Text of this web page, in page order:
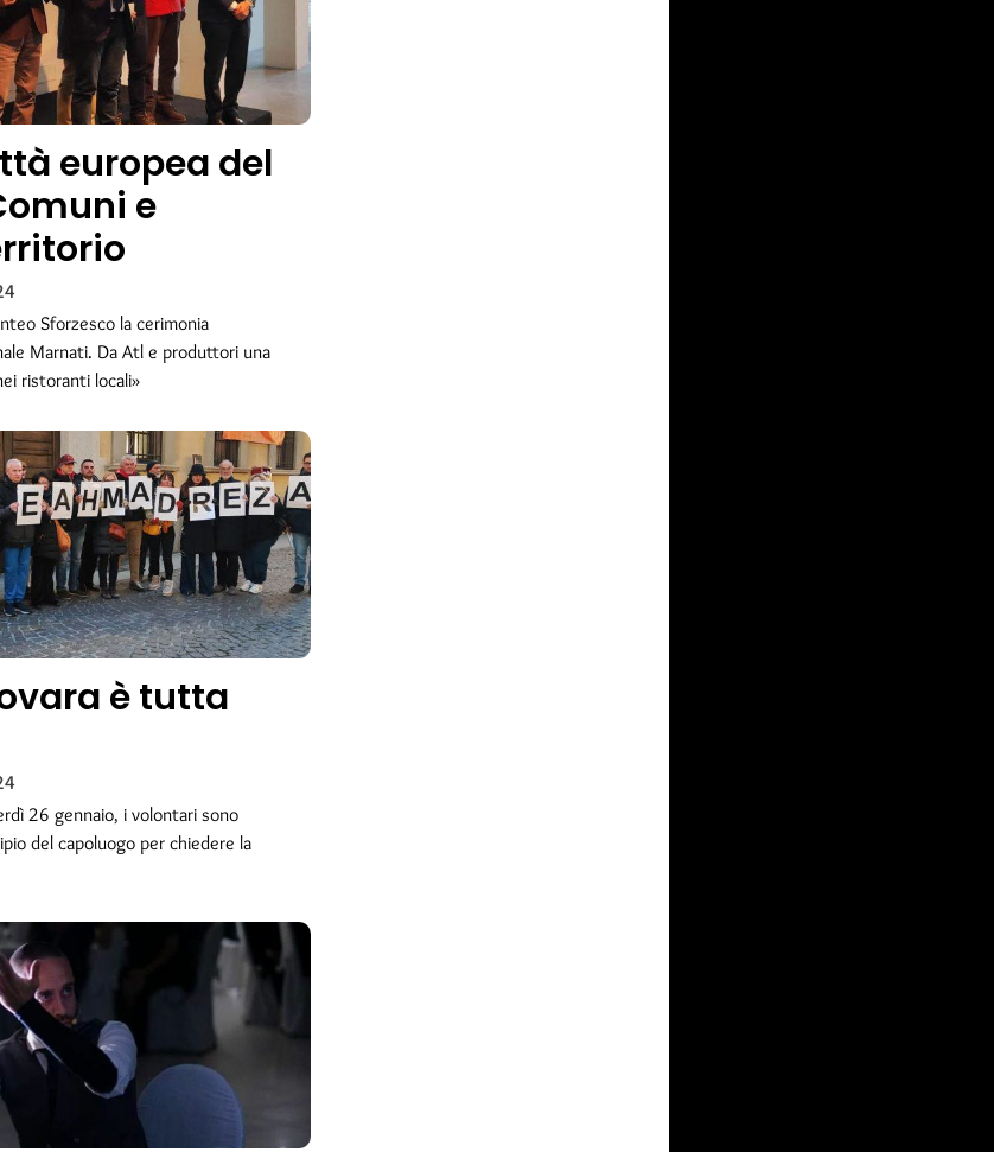
europea del
e
Sforzesco la cerimonia
Marnati. Da Atl e produttori una
ristoranti locali»
è tutta
26 gennaio, i volontari sono
del capoluogo per chiedere la